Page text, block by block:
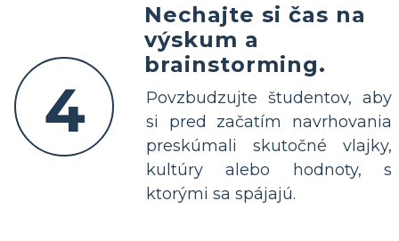
4
Nechajte si čas na
výskum a
brainstorming.
Povzbudzujte študentov, aby
si pred začatím navrhovania
preskúmali skutočné vlajky,
kultúry alebo hodnoty, s
ktorými sa spájajú.